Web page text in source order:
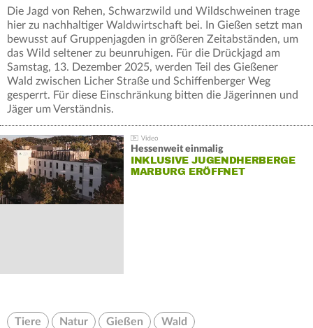
Die Jagd von Rehen, Schwarzwild und Wildschweinen trage
hier zu nachhaltiger Waldwirtschaft bei. In Gießen setzt man
bewusst auf Gruppenjagden in größeren Zeitabständen, um
das Wild seltener zu beunruhigen. Für die Drückjagd am
Samstag, 13. Dezember 2025, werden Teil des Gießener
Wald zwischen Licher Straße und Schiffenberger Weg
gesperrt. Für diese Einschränkung bitten die Jägerinnen und
Jäger um Verständnis.
Hessenweit einmalig
INKLUSIVE JUGENDHERBERGE
MARBURG ERÖFFNET
Tiere Natur Gießen Wald